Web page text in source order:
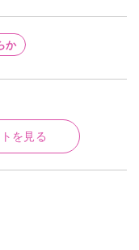
か
を見る